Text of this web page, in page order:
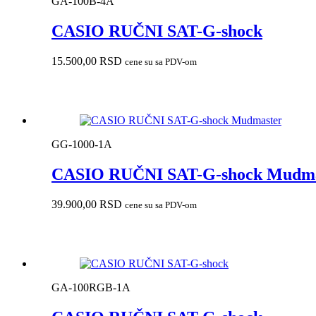
CASIO RUČNI SAT-G-shock
15.500,00 RSD cene su sa PDV-om
GG-1000-1A
CASIO RUČNI SAT-G-shock
39.900,00 RSD cene su sa PDV-om
GA-100RGB-1A